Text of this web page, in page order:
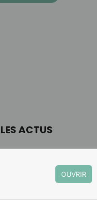
LES ACTUS
OUVRIR